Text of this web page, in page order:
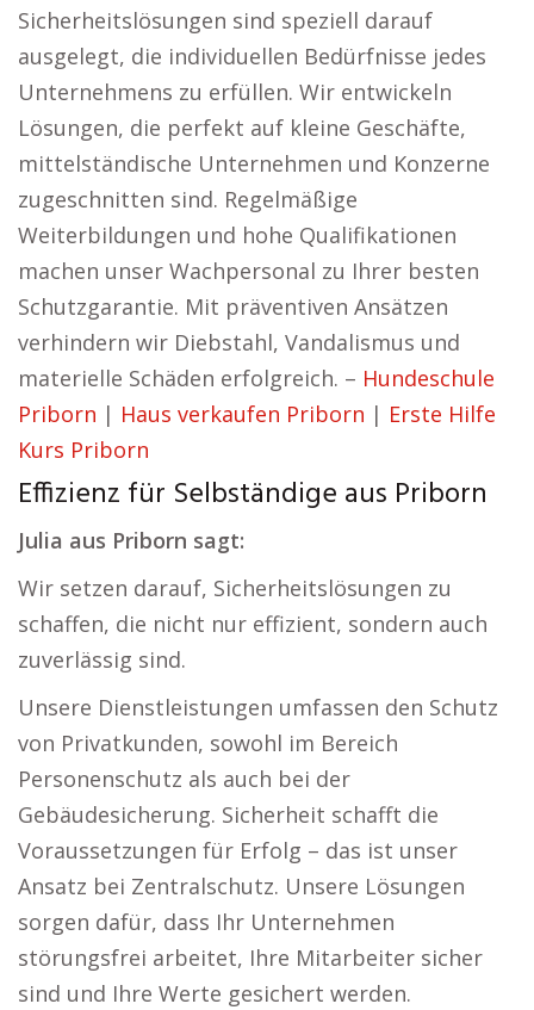
Sicherheitslösungen sind speziell darauf
ausgelegt, die individuellen Bedürfnisse jedes
Unternehmens zu erfüllen. Wir entwickeln
Lösungen, die perfekt auf kleine Geschäfte,
mittelständische Unternehmen und Konzerne
zugeschnitten sind. Regelmäßige
Weiterbildungen und hohe Qualifikationen
machen unser Wachpersonal zu Ihrer besten
Schutzgarantie. Mit präventiven Ansätzen
verhindern wir Diebstahl, Vandalismus und
materielle Schäden erfolgreich. – Hundeschule
Priborn | Haus verkaufen Priborn | Erste Hilfe
Kurs Priborn
Effizienz für Selbständige aus Priborn
Julia aus Priborn sagt:
Wir setzen darauf, Sicherheitslösungen zu
schaffen, die nicht nur effizient, sondern auch
zuverlässig sind.
Unsere Dienstleistungen umfassen den Schutz
von Privatkunden, sowohl im Bereich
Personenschutz als auch bei der
Gebäudesicherung. Sicherheit schafft die
Voraussetzungen für Erfolg – das ist unser
Ansatz bei Zentralschutz. Unsere Lösungen
sorgen dafür, dass Ihr Unternehmen
störungsfrei arbeitet, Ihre Mitarbeiter sicher
sind und Ihre Werte gesichert werden.